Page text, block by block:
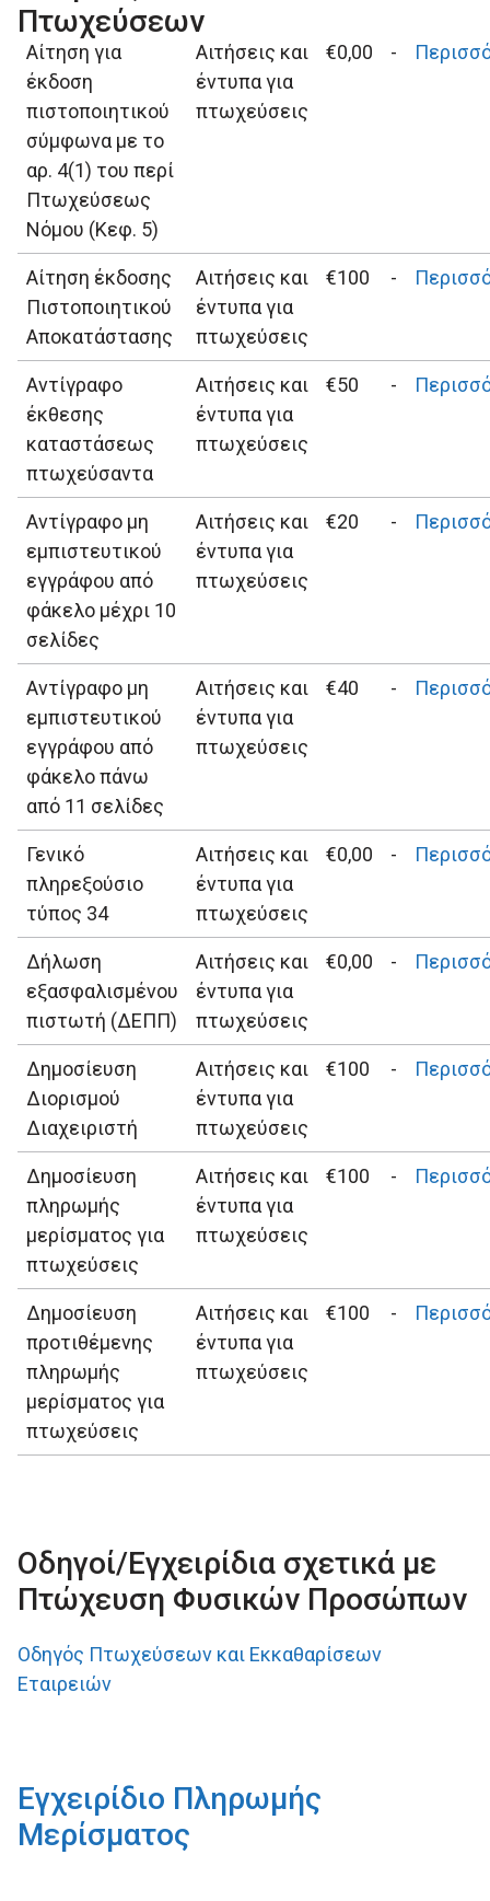
Πτωχεύσεων
Αίτηση για
έκδοση
πιστοποιητικού
σύμφωνα με το
αρ. 4(1) του περί
Πτωχεύσεως
Νόμου (Κεφ. 5)
Αιτήσεις και
έντυπα για
πτωχεύσεις
€0,00 -
Αίτηση έκδοσης
Πιστοποιητικού
Αποκατάστασης
Αιτήσεις και
έντυπα για
πτωχεύσεις
€100 -
Αντίγραφο
έκθεσης
καταστάσεως
πτωχεύσαντα
Αιτήσεις και
έντυπα για
πτωχεύσεις
€50 -
Αντίγραφο μη
εμπιστευτικού
εγγράφου από
φάκελο μέχρι 10
σελίδες
Αιτήσεις και
έντυπα για
πτωχεύσεις
€20 -
Αντίγραφο μη
εμπιστευτικού
εγγράφου από
φάκελο πάνω
από 11 σελίδες
Αιτήσεις και
έντυπα για
πτωχεύσεις
€40 -
Γενικό
πληρεξούσιο
τύπος 34
Αιτήσεις και
έντυπα για
πτωχεύσεις
€0,00 -
Δήλωση
εξασφαλισμένου
πιστωτή (ΔΕΠΠ)
Αιτήσεις και
έντυπα για
πτωχεύσεις
€0,00 -
Δημοσίευση
Διορισμού
Διαχειριστή
Αιτήσεις και
έντυπα για
πτωχεύσεις
€100 -
Δημοσίευση
πληρωμής
μερίσματος για
πτωχεύσεις
Αιτήσεις και
έντυπα για
πτωχεύσεις
€100 -
Δημοσίευση
προτιθέμενης
πληρωμής
μερίσματος για
πτωχεύσεις
Αιτήσεις και
έντυπα για
πτωχεύσεις
€100 -
Οδηγοί/Εγχειρίδια σχετικά με
Πτώχευση Φυσικών Προσώπων
Οδηγός Πτωχεύσεων και Εκκαθαρίσεων
Εταιρειών
Εγχειρίδιο Πληρωμής
Μερίσματος